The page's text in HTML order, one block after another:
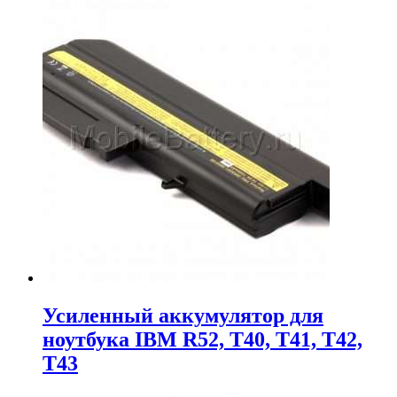
Усиленный аккумулятор для
ноутбука IBM R52, T40, T41, T42,
T43